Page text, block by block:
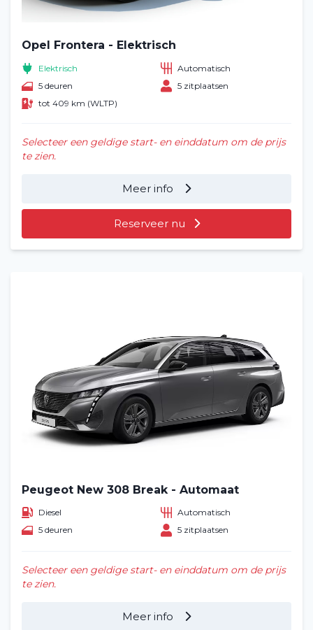
Opel Frontera - Elektrisch
Elektrisch
Automatisch
5 deuren
5 zitplaatsen
tot 409 km (WLTP)
Selecteer een geldige start- en einddatum om de prijs
te zien.
Meer info
Reserveer nu
Peugeot New 308 Break - Automaat
Diesel
Automatisch
5 deuren
5 zitplaatsen
Selecteer een geldige start- en einddatum om de prijs
te zien.
Meer info